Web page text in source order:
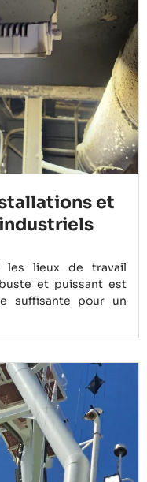
et
les lieux de travail
et puissant est
suffisante pour un